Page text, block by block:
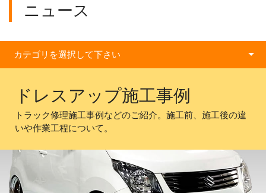
ニュース
カテゴリを選択して下さい
ドレスアップ施工事例
トラック修理施工事例などのご紹介。施工前、施工後の違
いや作業工程について。